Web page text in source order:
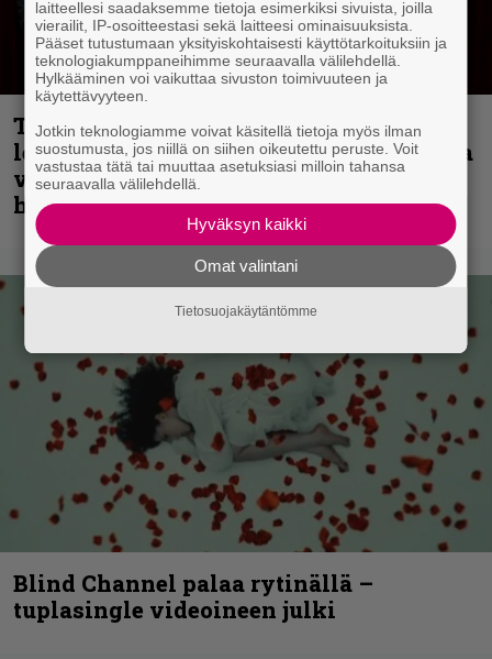
Thrash ’n’ roll -yhtye Madred ryydittää
levyjulkaisua keikkareissulla kuvatulla
videolla – ”Oltiin pakussa kusihädässä
helvetin väsyneenä…”
Blind Channel palaa rytinällä –
tuplasingle videoineen julki
laitteellesi saadaksemme tietoja esimerkiksi sivuista, joilla
vierailit, IP-osoitteestasi sekä laitteesi ominaisuuksista.
Pääset tutustumaan yksityiskohtaisesti käyttötarkoituksiin ja
teknologiakumppaneihimme seuraavalla välilehdellä.
Hylkääminen voi vaikuttaa sivuston toimivuuteen ja
käytettävyyteen.
Jotkin teknologiamme voivat käsitellä tietoja myös ilman
suostumusta, jos niillä on siihen oikeutettu peruste. Voit
vastustaa tätä tai muuttaa asetuksiasi milloin tahansa
seuraavalla välilehdellä.
Hyväksyn kaikki
Omat valintani
Tietosuojakäytäntömme